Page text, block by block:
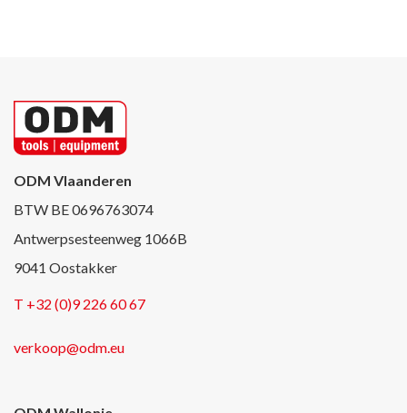
ODM Vlaanderen
BTW BE 0696763074
Antwerpsesteenweg 1066B
9041 Oostakker
T +32 (0)9 226 60 67
verkoop@odm.eu